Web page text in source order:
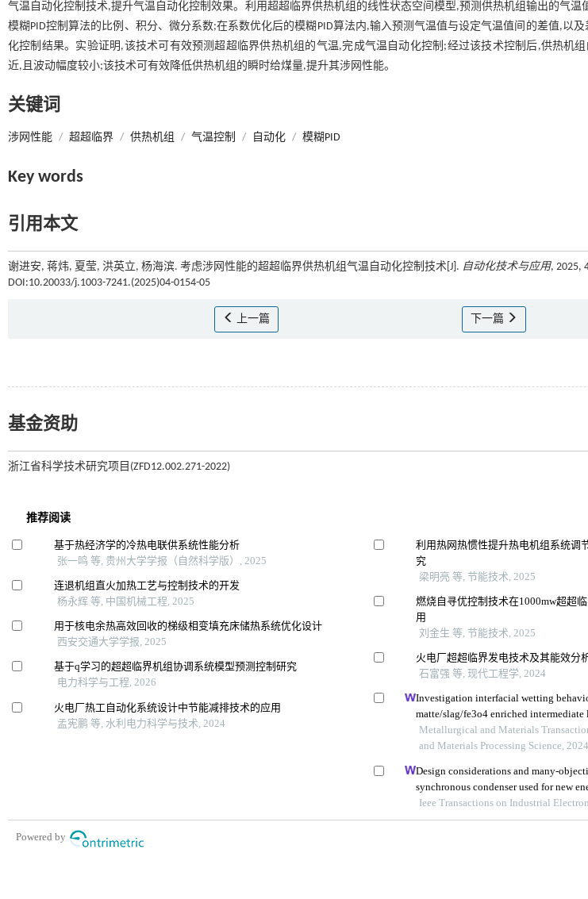
气温自动化控制技术,提升气温自动化控制效果。利用超超临界供热机组的线性状态空间模型,预测供热机组输出的气温
模糊PID控制算法的比例、积分、微分系数;在系数优化后的模糊PID算法内,输入预测气温值与设定气温值间的差值,以
化控制结果。实验证明,该技术可有效预测超超临界供热机组的气温,完成气温自动化控制;经过该技术控制后,供热机
近,且波动幅度较小;该技术可有效降低供热机组的瞬时给煤量,提升其涉网性能。
关键词
涉网性能 / 超超临界 / 供热机组 / 气温控制 / 自动化 / 模糊PID
Key words
引用本文
谢进安, 蒋炜, 夏莹, 洪英立, 杨海滨. 考虑涉网性能的超超临界供热机组气温自动化控制技术[J]. 自动化技术与应用, 2025,
DOI:10.20033/j.1003-7241.(2025)04-0154-05
上一篇 下一篇
基金资助
浙江省科学技术研究项目(ZFD12.002.271-2022)